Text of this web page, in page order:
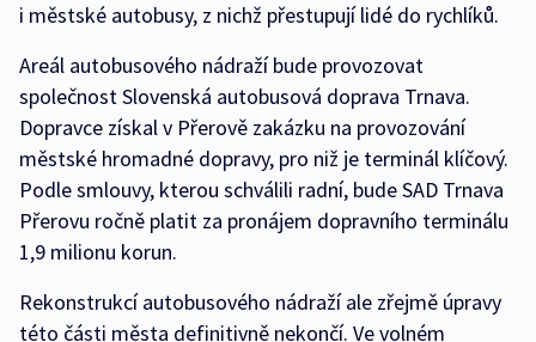
i městské autobusy, z nichž přestupují lidé do rychlíků.
Areál autobusového nádraží bude provozovat
společnost Slovenská autobusová doprava Trnava.
Dopravce získal v Přerově zakázku na provozování
městské hromadné dopravy, pro niž je terminál klíčový.
Podle smlouvy, kterou schválili radní, bude SAD Trnava
Přerovu ročně platit za pronájem dopravního terminálu
1,9 milionu korun.
Rekonstrukcí autobusového nádraží ale zřejmě úpravy
této části města definitivně nekončí. Ve volném